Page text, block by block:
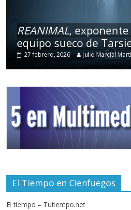
REANIMAL,
equipo sueco de
27 febrero, 2026 Julio Marcial
El Tiempo en Cienfuegos
El tiempo – Tutiempo.net